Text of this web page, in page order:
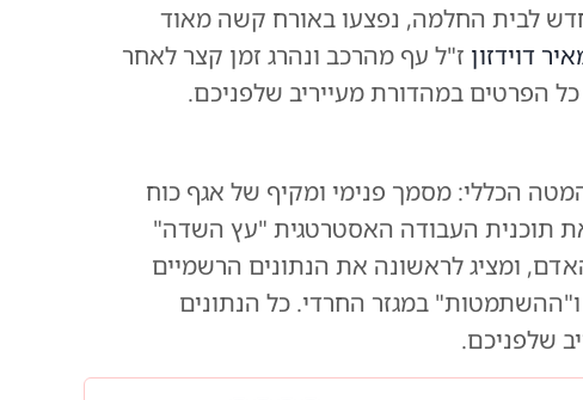
לבית החלמה, נפצעו באורח קשה מאוד
דוידזון ז"ל עף מהרכב ונהרג זמן קצר לאחר
הפרטים במהדורת מעייריב שלפניכם.
הכללי: מסמך פנימי ומקיף של אגף כוח
תוכנית העבודה האסטרטגית "עץ השדה"
ומציג לראשונה את הנתונים הרשמיים
במגזר החרדי. כל הנתונים
שלפניכם.